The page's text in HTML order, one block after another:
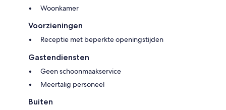
Woonkamer
Voorzieningen
Receptie met beperkte openingstijden
Gastendiensten
Geen schoonmaakservice
Meertalig personeel
Buiten